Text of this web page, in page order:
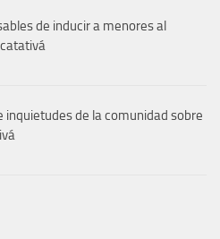
de inducir a menores al
inquietudes de la comunidad sobre